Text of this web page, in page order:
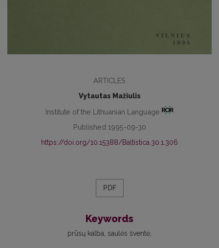
ARTICLES
Vytautas Mažiulis
Institute of the Lithuanian Language
Published 1995-09-30
https://doi.org/10.15388/Baltistica.30.1.306
PDF
Keywords
prūsų kalba saulės šventė